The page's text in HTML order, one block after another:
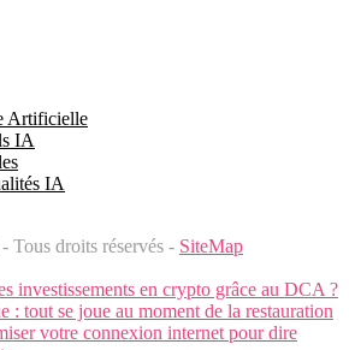
Artificielle
IA
IA
Tous droits réservés - SiteMap
investissements en crypto grâce au DCA ?
: tout se joue au moment de la restauration
votre connexion internet pour dire